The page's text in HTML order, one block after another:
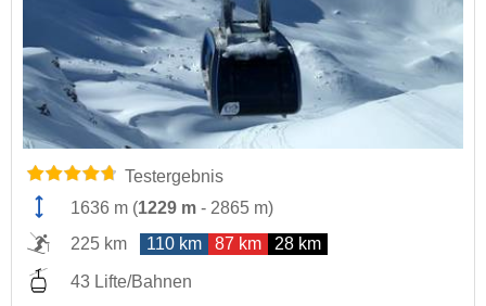
Testergebnis
1636 m (1229 m - 2865 m)
225 km
110 km 87 km 28 km
43 Lifte/Bahnen